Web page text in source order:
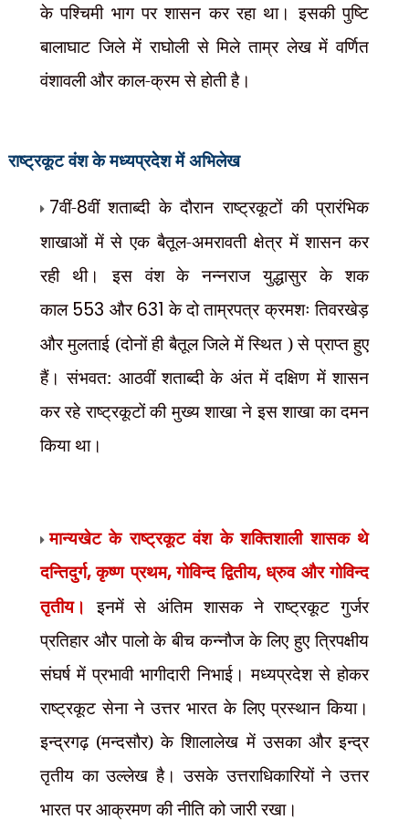
के पश्चिमी भाग पर शासन कर रहा था। इसकी पुष्टि
बालाघाट जिले में राघोली से मिले ताम्र लेख में वर्णित
वंशावली और काल-क्रम से होती है।
राष्ट्रकूटवंश के मध्यप्रदेश में अभिलेख
7वीं-8वीं शताब्दी के दौरान राष्ट्रकूटों की प्रारंभिक
शाखाओं में से एक बैतूल-अमरावती क्षेत्र में शासन कर
रही थी। इस वंश के नन्नराज युद्धासुर के शक
काल 553 और 631 के दो ताम्रपत्र क्रमशः तिवरखेड़
और मुलताई (दोनों ही बैतूल जिले में स्थित ) से प्राप्त हुए
हैं। संभवत: आठवीं शताब्दी के अंत में दक्षिण में शासन
कर रहे राष्ट्रकूटों की मुख्य शाखा ने इस शाखा का दमन
किया था।
मान्यखेट के राष्ट्रकूट वंश के शक्तिशाली शासक थे
दन्तिदुर्ग,कृष्ण प्रथम,गोविन्द द्वितीय,ध्रुव और गोविन्द
तृतीय। इनमें से अंतिम शासक ने राष्ट्रकूट गुर्जर
प्रतिहार और पालो के बीच कन्नौज के लिए हुए त्रिपक्षीय
संघर्ष में प्रभावी भागीदारी निभाई। मध्यप्रदेश से होकर
राष्ट्रकूट सेना ने उत्तर भारत के लिए प्रस्थान किया।
इन्द्रगढ़ (मन्दसौर) के शिालालेख में उसका और इन्द्र
तृतीय का उल्लेख है। उसके उत्तराधिकारियों ने उत्तर
भारत पर आक्रमण की नीति को जारी रखा।